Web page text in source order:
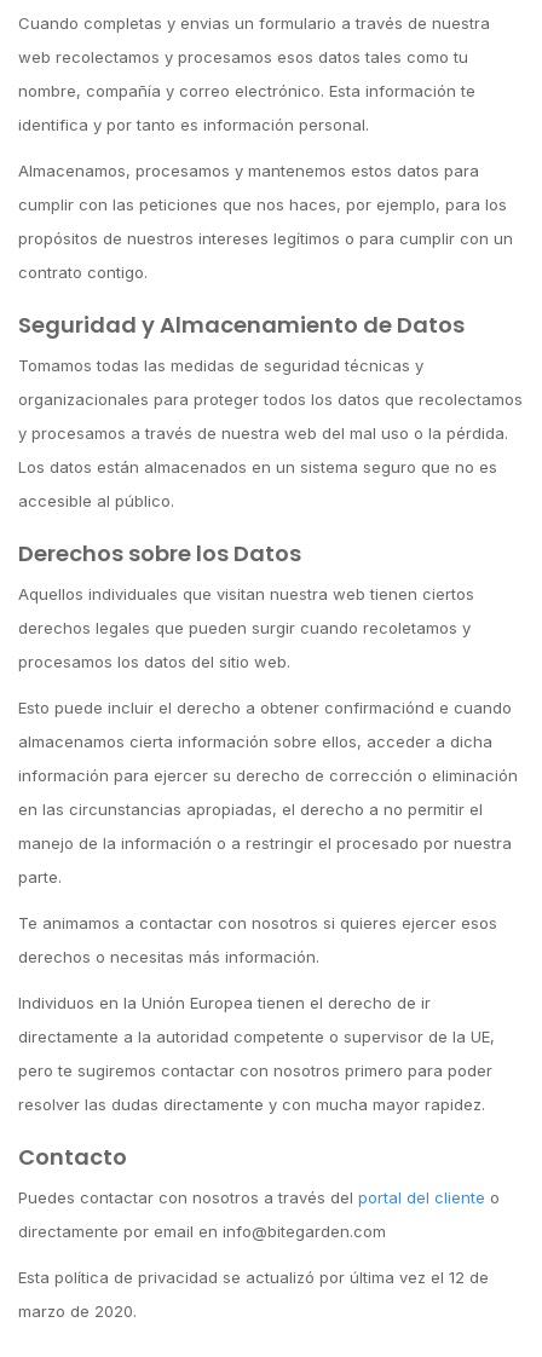
Cuando completas y envias un formulario a través de nuestra
web recolectamos y procesamos esos datos tales como tu
nombre, compañía y correo electrónico. Esta información te
identifica y por tanto es información personal.
Almacenamos, procesamos y mantenemos estos datos para
cumplir con las peticiones que nos haces, por ejemplo, para los
propósitos de nuestros intereses legítimos o para cumplir con un
contrato contigo.
Seguridad y Almacenamiento de Datos
Tomamos todas las medidas de seguridad técnicas y
organizacionales para proteger todos los datos que recolectamos
y procesamos a través de nuestra web del mal uso o la pérdida.
Los datos están almacenados en un sistema seguro que no es
accesible al público.
Derechos sobre los Datos
Aquellos individuales que visitan nuestra web tienen ciertos
derechos legales que pueden surgir cuando recoletamos y
procesamos los datos del sitio web.
Esto puede incluir el derecho a obtener confirmaciónd e cuando
almacenamos cierta información sobre ellos, acceder a dicha
información para ejercer su derecho de corrección o eliminación
en las circunstancias apropiadas, el derecho a no permitir el
manejo de la información o a restringir el procesado por nuestra
parte.
Te animamos a contactar con nosotros si quieres ejercer esos
derechos o necesitas más información.
Individuos en la Unión Europea tienen el derecho de ir
directamente a la autoridad competente o supervisor de la UE,
pero te sugiremos contactar con nosotros primero para poder
resolver las dudas directamente y con mucha mayor rapidez.
Contacto
Puedes contactar con nosotros a través del portal del cliente o
directamente por email en info@bitegarden.com
Esta política de privacidad se actualizó por última vez el 12 de
marzo de 2020.